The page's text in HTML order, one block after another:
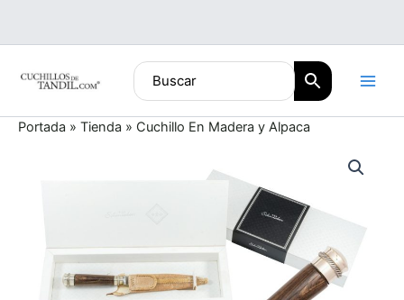
contenido
Portada » Tienda » Cuchillo En Madera y Alpaca